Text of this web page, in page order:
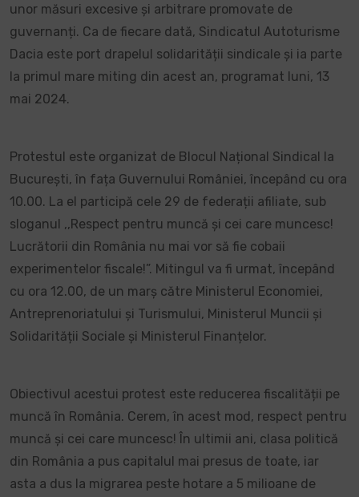
unor măsuri excesive și arbitrare promovate de
guvernanți. Ca de fiecare dată, Sindicatul Autoturisme
Dacia este port drapelul solidarității sindicale și ia parte
la primul mare miting din acest an, programat luni, 13
mai 2024.
Protestul este organizat de Blocul Național Sindical la
București, în fața Guvernului României, începând cu ora
10.00. La el participă cele 29 de federații afiliate, sub
sloganul ,,Respect pentru muncă și cei care muncesc!
Lucrătorii din România nu mai vor să fie cobaii
experimentelor fiscale!”. Mitingul va fi urmat, începând
cu ora 12.00, de un marș către Ministerul Economiei,
Antreprenoriatului și Turismului, Ministerul Muncii și
Solidarității Sociale și Ministerul Finanțelor.
Obiectivul acestui protest este reducerea fiscalității pe
muncă în România. Cerem, în acest mod, respect pentru
muncă și cei care muncesc! În ultimii ani, clasa politică
din România a pus capitalul mai presus de toate, iar
asta a dus la migrarea peste hotare a 5 milioane de